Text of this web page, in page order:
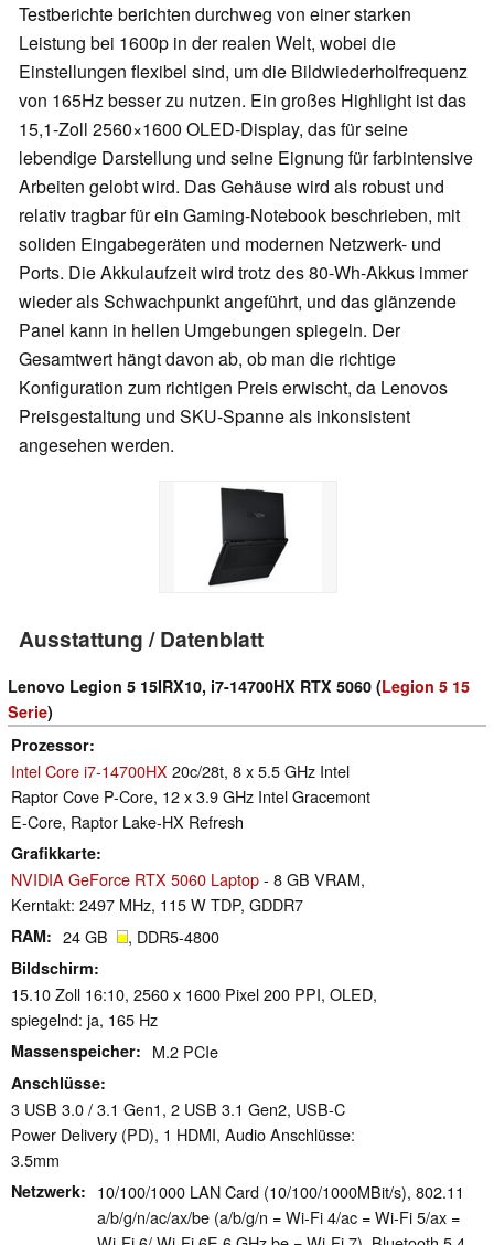
Testberichte berichten durchweg von einer starken
Leistung bei 1600p in der realen Welt, wobei die
Einstellungen flexibel sind, um die Bildwiederholfrequenz
von 165Hz besser zu nutzen. Ein großes Highlight ist das
15,1-Zoll 2560×1600 OLED-Display, das für seine
lebendige Darstellung und seine Eignung für farbintensive
Arbeiten gelobt wird. Das Gehäuse wird als robust und
relativ tragbar für ein Gaming-Notebook beschrieben, mit
soliden Eingabegeräten und modernen Netzwerk- und
Ports. Die Akkulaufzeit wird trotz des 80-Wh-Akkus immer
wieder als Schwachpunkt angeführt, und das glänzende
Panel kann in hellen Umgebungen spiegeln. Der
Gesamtwert hängt davon ab, ob man die richtige
Konfiguration zum richtigen Preis erwischt, da Lenovos
Preisgestaltung und SKU-Spanne als inkonsistent
angesehen werden.
Ausstattung / Datenblatt
Lenovo Legion 5 15IRX10, i7-14700HX RTX 5060 (Legion 5 15
Serie)
Prozessor
Intel Core i7-14700HX 20c/28t, 8 x 5.5 GHz Intel
Raptor Cove P-Core, 12 x 3.9 GHz Intel Gracemont
E-Core, Raptor Lake-HX Refresh
Grafikkarte
NVIDIA GeForce RTX 5060 Laptop- 8 GB VRAM,
Kerntakt: 2497 MHz, 115 W TDP, GDDR7
RAM 24 GB , DDR5-4800
Bildschirm
15.10 Zoll 16:10, 2560 x 1600 Pixel 200 PPI, OLED,
spiegelnd: ja, 165 Hz
Massenspeicher M.2 PCIe
Anschlüsse
3 USB 3.0 / 3.1 Gen1, 2 USB 3.1 Gen2, USB-C
Power Delivery (PD), 1 HDMI, Audio Anschlüsse:
3.5mm
Netzwerk
10/100/1000 LAN Card (10/100/1000MBit/s), 802.11
a/​b/​g/​n/​ac/​ax/​be (a/b/g/n = Wi-Fi 4/ac = Wi-Fi 5/ax =